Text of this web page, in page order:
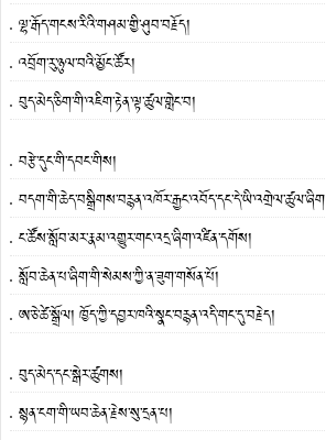
ལྷ་རྒོད་གངས་རིའི་གཤམ་གྱི་ཤུབ་བརྗོད།
འབྲོག་རུ་ཉུལ་བའི་མྱོང་ཚོར།
བུད་མེད་ཅིག་གི་འཇིག་རྟེན་ལྟ་ཚུལ་གླེང་བ།
བརྩེ་དུང་གི་དབང་གིས།
བདག་གི་ཆེད་བསྒྲིགས་བརྙན་འཁོར་རྒྱང་འབོད་དང་དེ་ཡི་འགྲེལ་ཚུལ་ཞིག
ང་ཚོས་སློབ་མར་རྣམ་འགྱུར་གང་འདྲ་ཞིག་འཛིན་དགོས།
སློབ་ཆེན་པ་ཞིག་གི་སེམས་ཀྱི་ན་ཟུག་གསོན་པོ།
ཨ་ཅེ་ཚེ་སྒྲོལ། ཁྱོད་ཀྱི་དབྱར་ཁའི་སྣང་བརྙན་འདི་གང་དུ་བརྗེད།
བུད་མེད་དང་སྒེར་ཚུགས།
སྙན་ངག་གི་ཡབ་ཆེན་རྗེས་སུ་དྲན་པ།